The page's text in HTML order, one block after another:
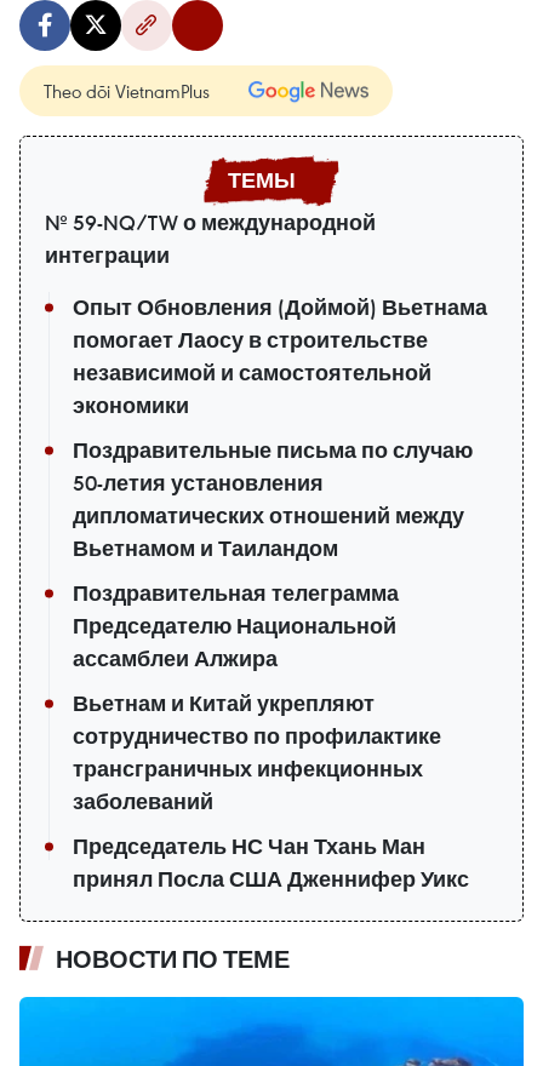
Theo dõi VietnamPlus
№ 59-NQ/TW о международной
интеграции
Опыт Обновления (Доймой) Вьетнама
помогает Лаосу в строительстве
независимой и самостоятельной
экономики
Поздравительные письма по случаю
50-летия установления
дипломатических отношений между
Вьетнамом и Таиландом
Поздравительная телеграмма
Председателю Национальной
ассамблеи Алжира
Вьетнам и Китай укрепляют
сотрудничество по профилактике
трансграничных инфекционных
заболеваний
Председатель НС Чан Тхань Ман
принял Посла США Дженнифер Уикс
НОВОСТИ ПО ТЕМЕ